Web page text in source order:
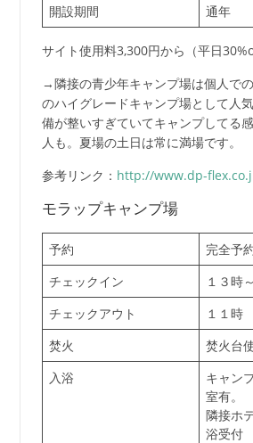
開設期間
通年
サイト使用料3,300円から（平日
→隣接の青少年キャンプ場は個人で
のハイグレードキャンプ場として人
備が整いすぎていてキャンプしてる
人も。夏場の土日は常に満場です。
参考リンク： http://www.dp-
モラップキャンプ場
予約
完全予
チェックイン
１３時
チェックアウト
１１時
焚火
焚火台
入浴
キャン
室有。
隣接ホ
浴受付